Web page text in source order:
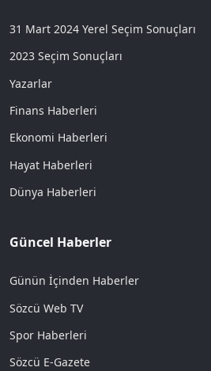
31 Mart 2024 Yerel Seçim Sonuçları
2023 Seçim Sonuçları
Yazarlar
Finans Haberleri
Ekonomi Haberleri
Hayat Haberleri
Dünya Haberleri
Güncel Haberler
Günün İçinden Haberler
Sözcü Web TV
Spor Haberleri
Sözcü E-Gazete